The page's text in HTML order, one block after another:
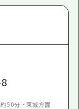
50分 ・東城方面